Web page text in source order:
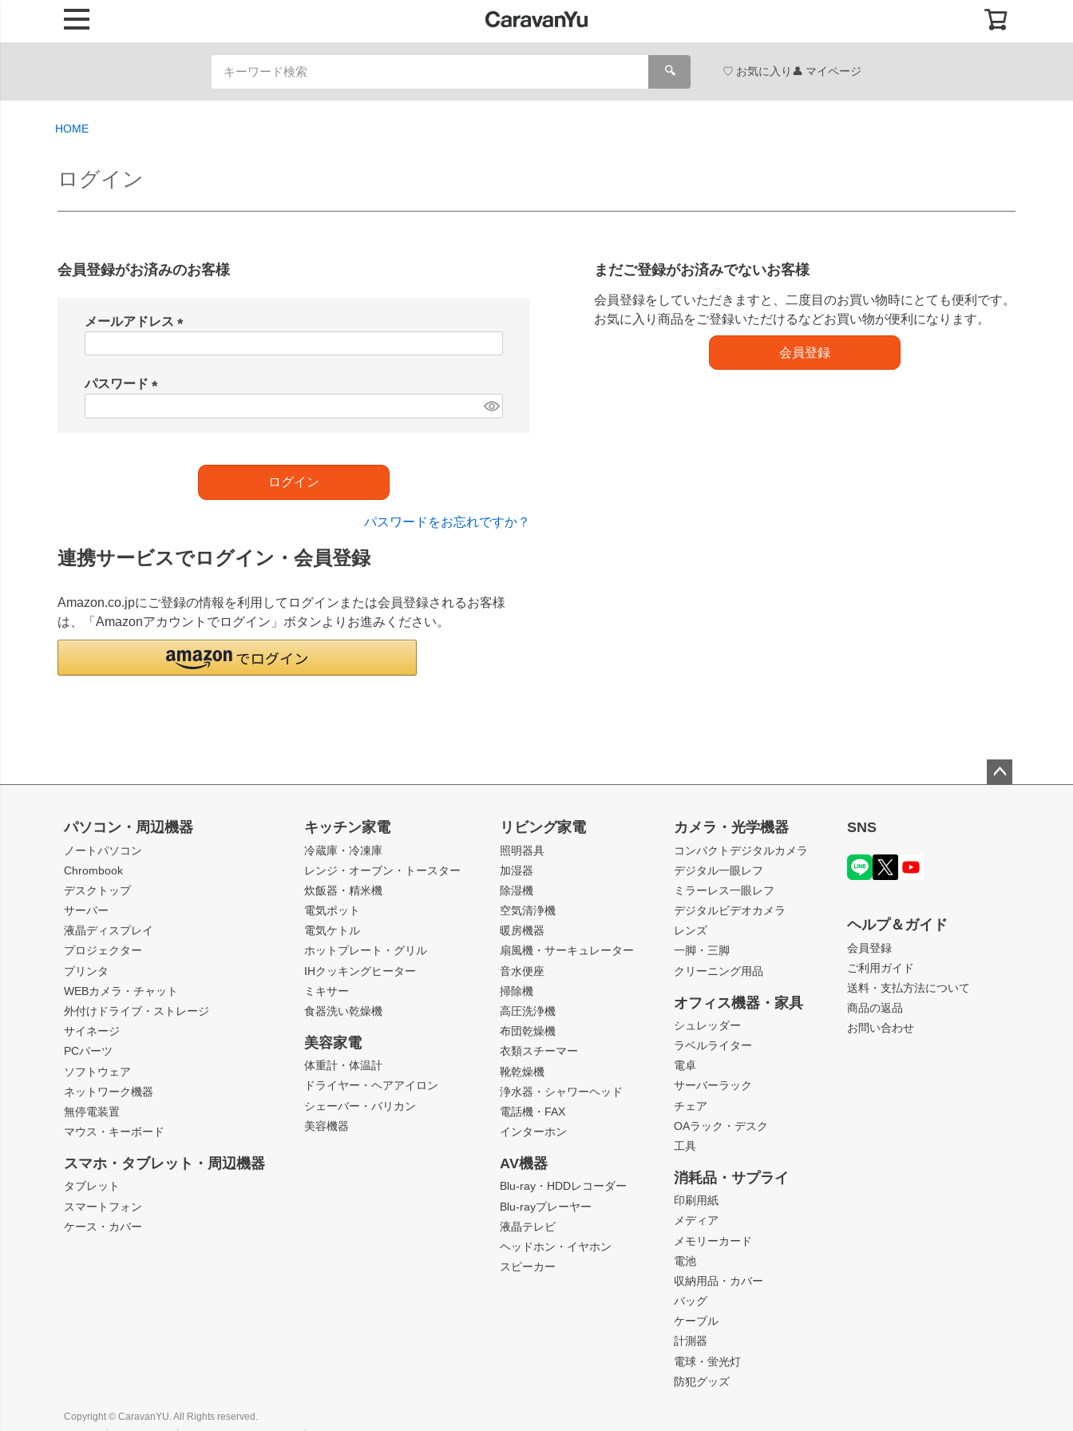
🔍 お気に入り マイページ
HOME
ログイン
会員登録がお済みのお客様
メールアドレス
パスワード
ログイン
パスワードをお忘れですか？
連携サービスでログイン・会員登録
Amazon.co.jpにご登録の情報を利用してログインまたは会員登録されるお客様
は、「Amazonアカウントでログイン」ボタンよりお進みください。
まだご登録がお済みでないお客様
会員登録をしていただきますと、二度目のお買い物時にとても便利です。
お気に入り商品をご登録いただけるなどお買い物が便利になります。
会員登録
パソコン・周辺機器
ノートパソコン
Chrombook
デスクトップ
サーバー
液晶ディスプレイ
プロジェクター
プリンタ
WEBカメラ・チャット
外付けドライブ・ストレージ
サイネージ
PCパーツ
ソフトウェア
ネットワーク機器
無停電装置
マウス・キーボード
スマホ・タブレット・周辺機器
タブレット
スマートフォン
ケース・カバー
キッチン家電
冷蔵庫・冷凍庫
レンジ・オーブン・トースター
炊飯器・精米機
電気ポット
電気ケトル
ホットプレート・グリル
IHクッキングヒーター
ミキサー
食器洗い乾燥機
美容家電
体重計・体温計
ドライヤー・ヘアアイロン
シェーバー・バリカン
美容機器
リビング家電
照明器具
加湿器
除湿機
空気清浄機
暖房機器
扇風機・サーキュレーター
音水便座
掃除機
高圧洗浄機
布団乾燥機
衣類スチーマー
靴乾燥機
浄水器・シャワーヘッド
電話機・FAX
インターホン
AV機器
Blu-ray・HDDレコーダー
Blu-rayプレーヤー
液晶テレビ
ヘッドホン・イヤホン
スピーカー
カメラ・光学機器
コンパクトデジタルカメラ
デジタル一眼レフ
ミラーレス一眼レフ
デジタルビデオカメラ
レンズ
一脚・三脚
クリーニング用品
オフィス機器・家具
シュレッダー
ラベルライター
電卓
サーバーラック
チェア
OAラック・デスク
工具
消耗品・サプライ
印刷用紙
メディア
メモリーカード
電池
収納用品・カバー
バッグ
ケーブル
計測器
電球・蛍光灯
防犯グッズ
SNS
ヘルプ＆ガイド
会員登録
ご利用ガイド
送料・支払方法について
商品の返品
お問い合わせ
Copyright © CaravanYU. All Rights reserved.